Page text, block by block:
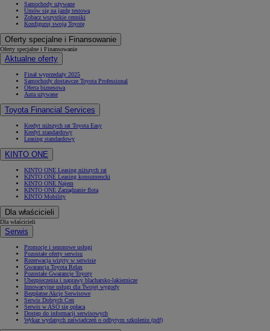
Samochody używane
Umów się na jazdę testową
Zobacz wszystkie cenniki
Konfiguruj swoją Toyotę
Oferty specjalne i Finansowanie
Oferty specjalne i Finansowanie
Aktualne oferty
Finał wyprzedaży 2025
Samochody dostawcze Toyota Professional
Oferta biznesowa
Auta używane
Toyota Financial Services
Kredyt niższych rat Toyota Easy
Kredyt standardowy
Leasing standardowy
KINTO ONE
KINTO ONE Leasing niższych rat
KINTO ONE Leasing konsumencki
KINTO ONE Najem
KINTO ONE Zarządzanie flotą
KINTO Mobility
Dla właścicieli
Dla właścicieli
Serwis
Promocje i sezonowe usługi
Pozostałe oferty serwisu
Rezerwacja wizyty w serwisie
Gwarancja Toyota Relax
Pozostałe Gwarancje Toyoty
Ubezpieczenia i naprawy blacharsko-lakiernicze
Innowacyjne usługi dla Twojej wygody
Bezpłatne Akcje Serwisowe
Serwis Dobrych Cen
Serwis w ASO się opłaca
Dostęp do informacji serwisowych
Wykaz wydanych zaświadczeń o odbytym szkoleniu (pdf)